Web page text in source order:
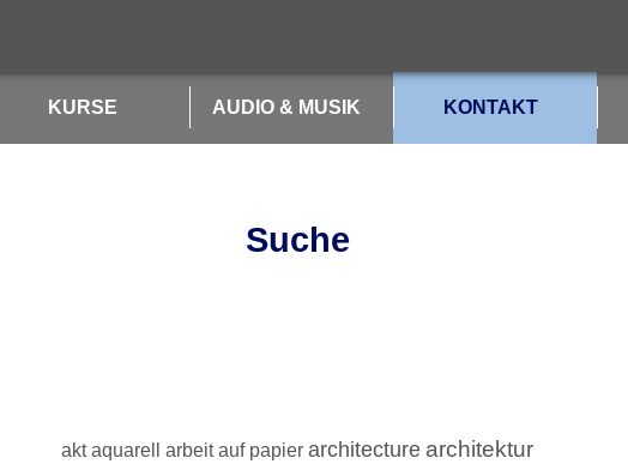
Suche
akt aquarell arbeit auf papier architecture architektur
KURSE AUDIO & MUSIK KONTAKT